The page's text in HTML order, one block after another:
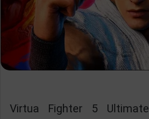
، Virtua Fighter 5 Ultimate